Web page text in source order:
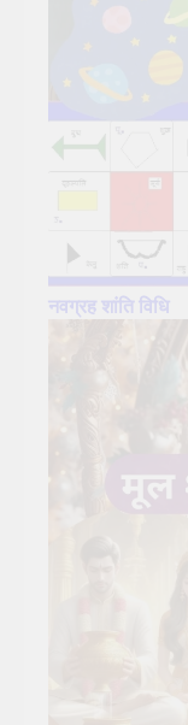
नवग्रह शांति विधि